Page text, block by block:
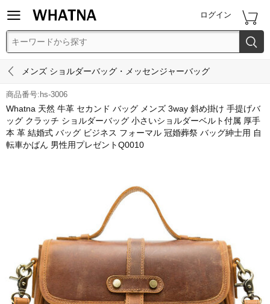
 ログイン 

 メンズ ショルダーバッグ・メッセンジャーバッグ
商品番号:hs-3006
Whatna 天然 牛革 セカンド バッグ メンズ 3way 斜め掛け 手提げバ
ッグ クラッチ ショルダーバッグ 小さいショルダーベルト付属 厚手
本 革 結婚式 バッグ ビジネス フォーマル 冠婚葬祭 バッグ紳士用 自
転車かばん 男性用プレゼントQ0010